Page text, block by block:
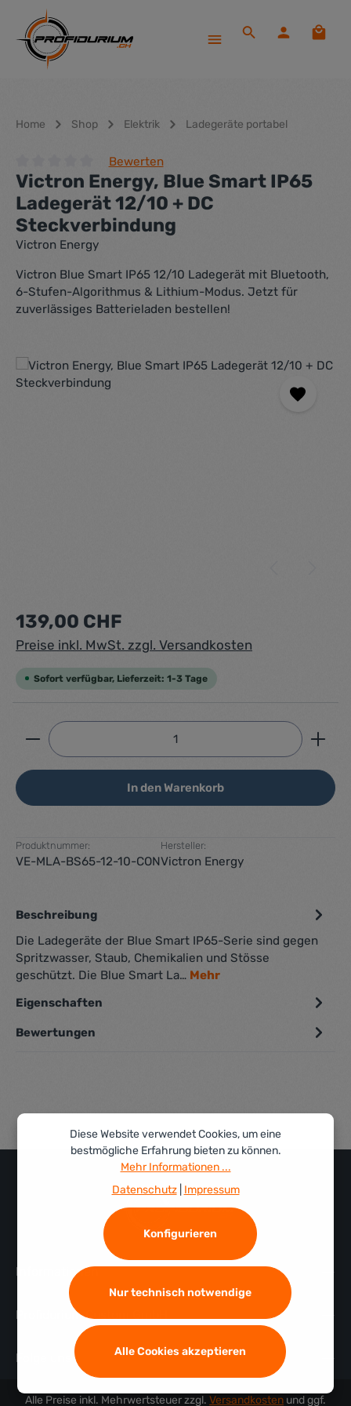
Zum Hauptinhalt springen
Home Shop Elektrik Ladegeräte portabel
Durchschnittliche Bewertung von 0 von 5 Sternen
Bewerten
Victron Energy, Blue Smart IP65
Ladegerät 12/10 + DC
Steckverbindung
Victron Energy
Victron Blue Smart IP65 12/10 Ladegerät mit Bluetooth,
6-Stufen-Algorithmus & Lithium-Modus. Jetzt für
zuverlässiges Batterieladen bestellen!
Bildergalerie überspringen
Regulärer Preis:
139,00 CHF
Preise inkl. MwSt. zzgl. Versandkosten
Sofort verfügbar, Lieferzeit: 1-3 Tage
Produkt Anzahl: Gib den gewünschten Wert ein
In den Warenkorb
Produktnummer:
VE-MLA-BS65-12-10-CON
Hersteller:
Victron Energy
Beschreibung
Die Ladegeräte der Blue Smart IP65-Serie sind gegen
Spritzwasser, Staub, Chemikalien und Stösse
geschützt. Die Blue Smart La… Mehr
Eigenschaften
Bewertungen
Informationen
Profidurium Custom GmbH
Folge uns
Alle Preise inkl. Mehrwertsteuer zzgl. Versandkosten und ggf.
Diese Website verwendet Cookies, um eine
bestmögliche Erfahrung bieten zu können.
Mehr Informationen ...
Datenschutz| Impressum
Nur technisch notwendige
Konfigurieren
Alle Cookies akzeptieren